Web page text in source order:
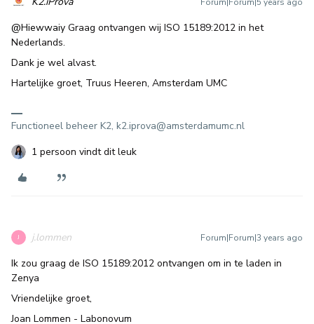
@Hiewwaiy Graag ontvangen wij ISO 15189:2012 in het
Nederlands.
Dank je wel alvast.
Hartelijke groet, Truus Heeren, Amsterdam UMC
Functioneel beheer K2, k2.iprova@amsterdamumc.nl
1 persoon vindt dit leuk
J j.lommen Forum|Forum|3 years ago
Ik zou graag de ISO 15189:2012 ontvangen om in te laden in
Zenya
Vriendelijke groet,
Joan Lommen - Labonovum